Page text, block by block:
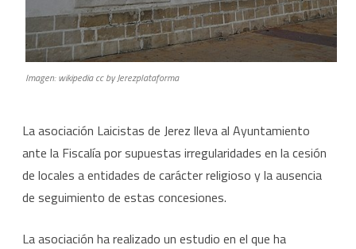
Imagen: wikipedia cc by Jerezplataforma
La asociación Laicistas de Jerez lleva al Ayuntamiento
ante la Fiscalía por supuestas irregularidades en la cesión
de locales a entidades de carácter religioso y la ausencia
de seguimiento de estas concesiones.
La asociación ha realizado un estudio en el que ha